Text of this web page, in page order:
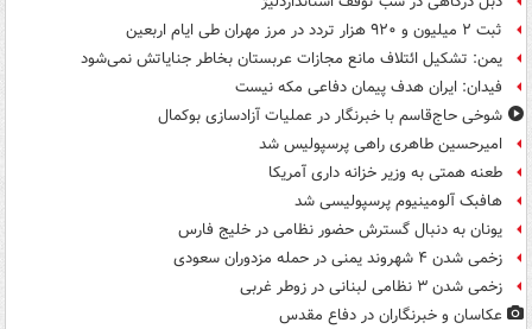
ثبت ۲ میلیون و ۹۲۰ هزار تردد در مرز مهران طی ایام اربعین
یمن: تشکیل ائتلاف مانع مجازات عربستان بخاطر جنایاتش نمی‌شود
فیدان: ایران هدف پیمان دفاعی مکه نیست
شوخی حاج‌قاسم با خبرنگار در عملیات آزادسازی بوکمال
امیرحسین طاهری راهی پرسپولیس شد
طعنه همتی به وزیر خزانه داری آمریکا
هافبک آلومینیوم پرسپولیسی شد
یونان به دنبال گسترش حضور نظامی در خلیج فارس
زخمی شدن ۴ شهروند یمنی در حمله مزدوران سعودی
زخمی شدن ۳ نظامی لبنانی در زوطر غربی
عکاسان و خبرنگاران در دفاع مقدس